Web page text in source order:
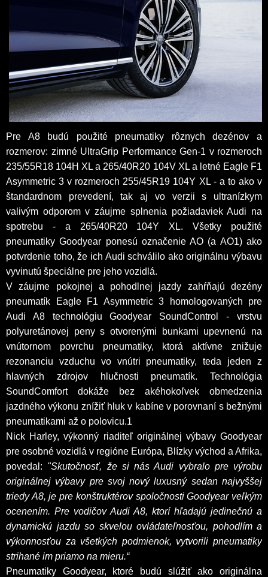
Pre A8 budú použité pneumatiky rôznych dezénov a
rozmerov: zimné UltraGrip Performance Gen-1 v rozmeroch
235/55R18 104H XL a 265/40R20 104V XL a letné Eagle F1
Asymmetric 3 v rozmeroch 255/45R19 104Y XL - a to ako v
štandardnom prevedení, tak aj vo verzii s ultranízkym
valivým odporom v záujme splnenia požiadaviek Audi na
spotrebu - a 265/40R20 104Y XL. Všetky použité
pneumatiky Goodyear ponesú označenie AO (a AO1) ako
potvrdenie toho, že ich Audi schválilo ako originálnu výbavu
vyvinutú špeciálne pre jeho vozidlá.
V záujme pokojnej a pohodlnej jazdy zahŕňajú dezény
pneumatík Eagle F1 Asymmetric 3 homologovaných pre
Audi A8 technológiu Goodyear SoundControl - vrstvu
polyuretánovej peny s otvorenými bunkami upevnenú na
vnútornom povrchu pneumatiky, ktorá aktívne znižuje
rezonanciu vzduchu vo vnútri pneumatiky, teda jeden z
hlavných zdrojov hlučnosti pneumatík. Technológia
SoundComfort dokáže bez akéhokoľvek obmedzenia
jazdného výkonu znížiť hluk v kabíne v porovnaní s bežnými
pneumatikami až o polovicu.1
Nick Harley, výkonný riaditeľ originálnej výbavy Goodyear
pre osobné vozidlá v regióne Európa, Blízky východ a Afrika,
povedal: "Skutočnosť, že si nás Audi vybralo pre výrobu
originálnej výbavy pre svoj nový luxusný sedan najvyššej
triedy A8, je pre konštruktérov spoločnosti Goodyear veľkým
ocenením. Pre vodičov Audi A8, ktorí hľadajú jedinečnú a
dynamickú jazdu so skvelou ovládateľnosťou, pohodlím a
výkonnosťou za všetkých podmienok, vytvorili pneumatiky
strihané im priamo na mieru.“
Pneumatiky Goodyear, ktoré budú slúžiť ako originálna